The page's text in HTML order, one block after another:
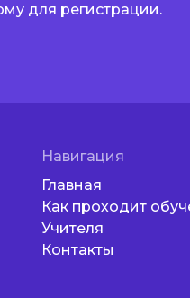
для регистрации.
Навигация
Главная
Как проходит
Учителя
Контакты